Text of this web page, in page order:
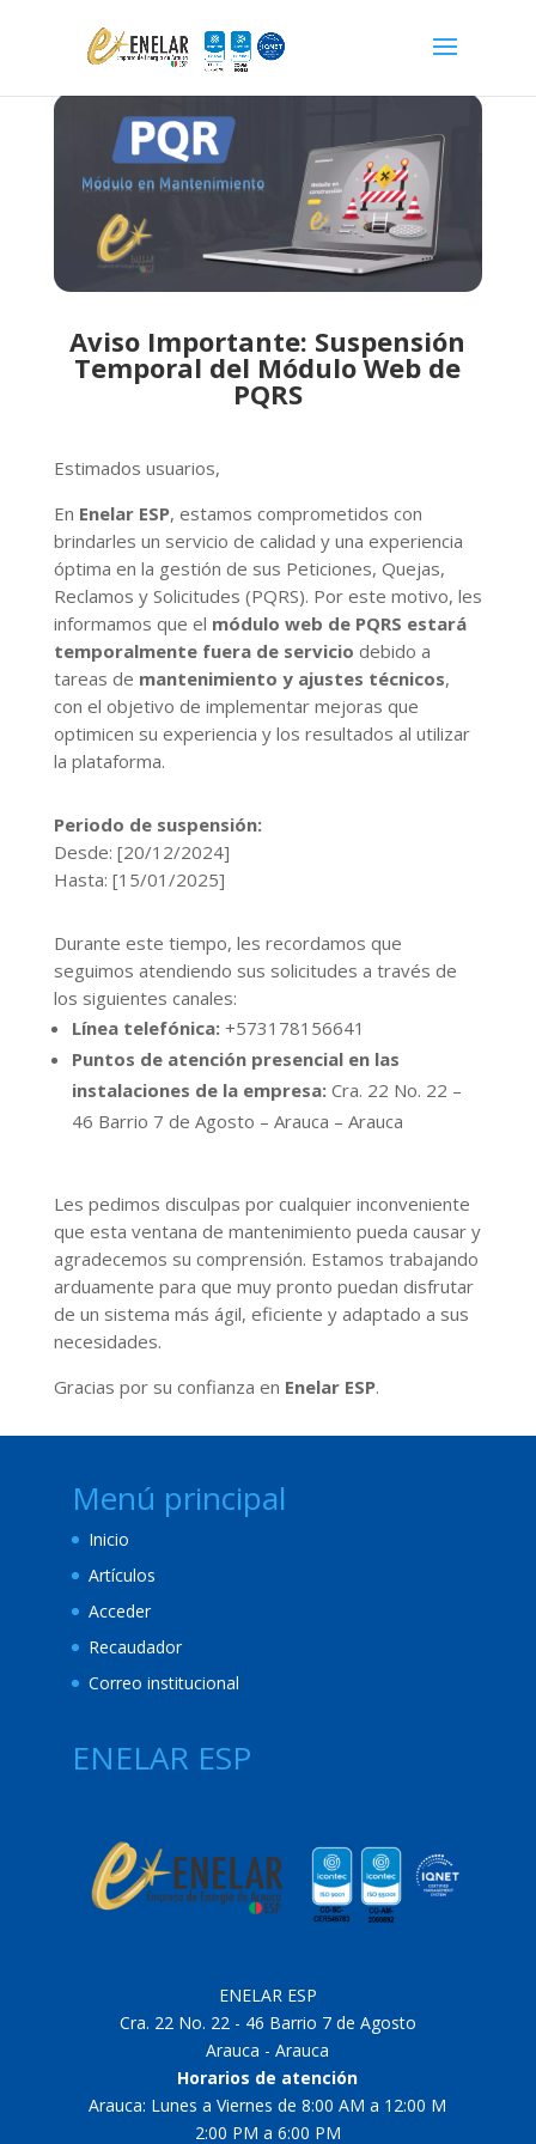
Aviso Importante: Suspensión
Temporal del Módulo Web de
PQRS
Estimados usuarios,
En Enelar ESP, estamos comprometidos con
brindarles un servicio de calidad y una experiencia
óptima en la gestión de sus Peticiones, Quejas,
Reclamos y Solicitudes (PQRS). Por este motivo, les
informamos que el módulo web de PQRS estará
temporalmente fuera de servicio debido a
tareas de mantenimiento y ajustes técnicos,
con el objetivo de implementar mejoras que
optimicen su experiencia y los resultados al utilizar
la plataforma.
Periodo de suspensión:
Desde: [20/12/2024]
Hasta: [15/01/2025]
Durante este tiempo, les recordamos que
seguimos atendiendo sus solicitudes a través de
los siguientes canales:
Línea telefónica:+573178156641
Puntos de atención presencial en las
instalaciones de la empresa: Cra. 22 No. 22 –
46 Barrio 7 de Agosto – Arauca – Arauca
Les pedimos disculpas por cualquier inconveniente
que esta ventana de mantenimiento pueda causar y
agradecemos su comprensión. Estamos trabajando
arduamente para que muy pronto puedan disfrutar
de un sistema más ágil, eficiente y adaptado a sus
necesidades.
Gracias por su confianza en Enelar ESP.
Menú principal
Inicio
Artículos
Acceder
Recaudador
Correo institucional
ENELAR ESP
ENELAR ESP
Cra. 22 No. 22 - 46 Barrio 7 de Agosto
Arauca - Arauca
Horarios de atención
Arauca: Lunes a Viernes de 8:00 AM a 12:00 M
2:00 PM a 6:00 PM